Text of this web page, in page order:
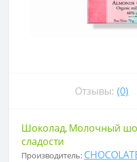
Отзывы: (0)
Шоколад, Молочный
сладости
Производитель: